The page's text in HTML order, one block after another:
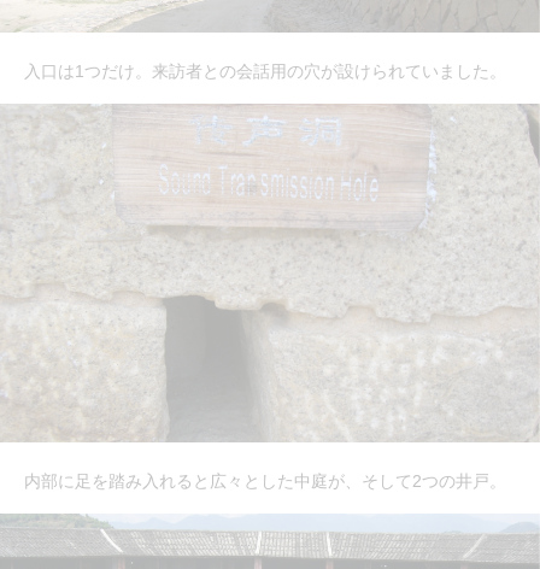
入口は1つだけ。来訪者との会話用の穴が設けられていました。
内部に足を踏み入れると広々とした中庭が、そして2つの井戸。